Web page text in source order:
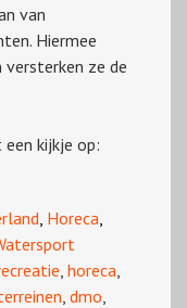
van
Hiermee
ze de
een kijkje op:
Horeca
horeca
dmo